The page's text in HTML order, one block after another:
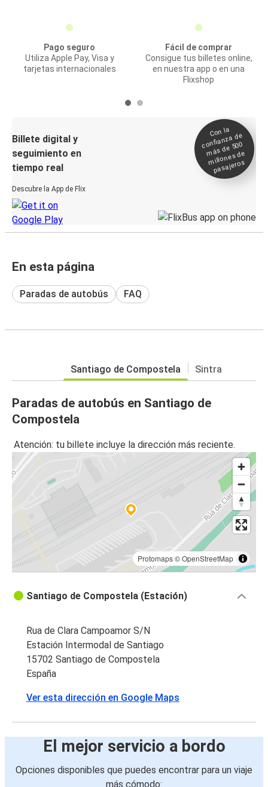
Pago seguro
Utiliza Apple Pay, Visa y
tarjetas internacionales
Fácil de comprar
Consigue tus billetes online,
en nuestra app o en una
Flixshop
Billete digital y
seguimiento en
tiempo real
Descubre la App de Flix
Con la
confianza de
más de 500
millones de
pasajeros
En esta página
Paradas de autobús FAQ
Santiago de Compostela Sintra
Paradas de autobús en Santiago de
Compostela
Atención: tu billete incluye la dirección más reciente.
Protomaps©OpenStreetMap
Santiago de Compostela (Estación)
Rua de Clara Campoamor S/N
Estación Intermodal de Santiago
15702 Santiago de Compostela
España
Ver esta dirección en Google Maps
El mejor servicio a bordo
Opciones disponibles que puedes encontrar para un viaje
más cómodo: